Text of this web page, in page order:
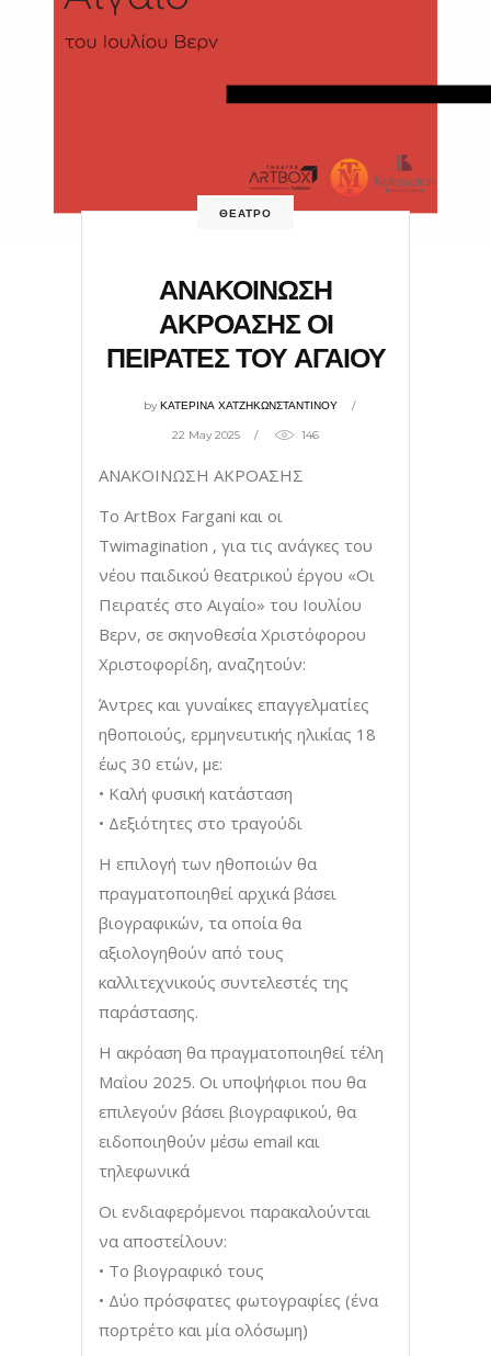
ΘΕΑΤΡΟ
ΑΝΑΚΟΙΝΩΣΗ
ΑΚΡΟΑΣΗΣ ΟΙ
ΠΕΙΡΑΤΕΣ ΤΟΥ ΑΓΑΙΟΥ
byΚΑΤΕΡΙΝΑ ΧΑΤΖΗΚΩΝΣΤΑΝΤΙΝΟΥ
22 May 2025 146
ΑΝΑΚΟΙΝΩΣΗ ΑΚΡΟΑΣΗΣ
Το ArtBox Fargani και οι
Twimagination , για τις ανάγκες του
νέου παιδικού θεατρικού έργου «Οι
Πειρατές στο Αιγαίο» του Ιουλίου
Βερν, σε σκηνοθεσία Χριστόφορου
Χριστοφορίδη, αναζητούν:
Άντρες και γυναίκες επαγγελματίες
ηθοποιούς, ερμηνευτικής ηλικίας 18
έως 30 ετών, με:
• Καλή φυσική κατάσταση
• Δεξιότητες στο τραγούδι
Η επιλογή των ηθοποιών θα
πραγματοποιηθεί αρχικά βάσει
βιογραφικών, τα οποία θα
αξιολογηθούν από τους
καλλιτεχνικούς συντελεστές της
παράστασης.
Η ακρόαση θα πραγματοποιηθεί τέλη
Μαΐου 2025. Οι υποψήφιοι που θα
επιλεγούν βάσει βιογραφικού, θα
ειδοποιηθούν μέσω email και
τηλεφωνικά
Οι ενδιαφερόμενοι παρακαλούνται
να αποστείλουν:
• Το βιογραφικό τους
• Δύο πρόσφατες φωτογραφίες (ένα
πορτρέτο και μία ολόσωμη)